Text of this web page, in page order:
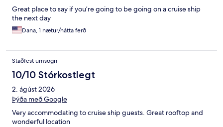
Great place to say if you’re going to be going on a cruise ship
the next day
Dana, 1 nætur/nátta ferð
Staðfest umsögn
10/10 Stórkostlegt
2. ágúst 2026
Þýða með Google
Very accommodating to cruise ship guests. Great rooftop and
wonderful location